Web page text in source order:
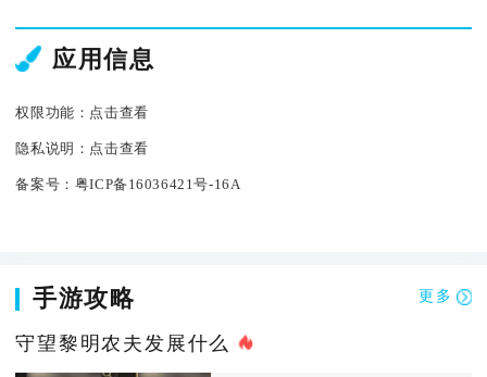
应用信息
权限功能： 点击查看
隐私说明： 点击查看
备案号： 粤ICP备16036421号-16A
手游攻略 更多
守望黎明农夫发展什么